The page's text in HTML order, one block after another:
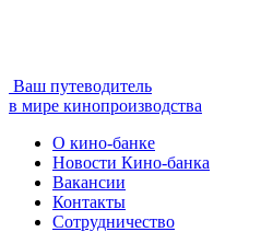
Ваш путеводитель
в мире кинопроизводства
О кино-банке
Новости Кино-банка
Вакансии
Контакты
Сотрудничество